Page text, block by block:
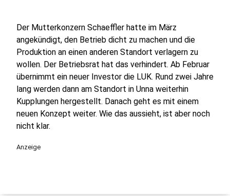
Der Mutterkonzern Schaeffler hatte im März
angekündigt, den Betrieb dicht zu machen und die
Produktion an einen anderen Standort verlagern zu
wollen. Der Betriebsrat hat das verhindert. Ab Februar
übernimmt ein neuer Investor die LUK. Rund zwei Jahre
lang werden dann am Standort in Unna weiterhin
Kupplungen hergestellt. Danach geht es mit einem
neuen Konzept weiter. Wie das aussieht, ist aber noch
nicht klar.
Anzeige